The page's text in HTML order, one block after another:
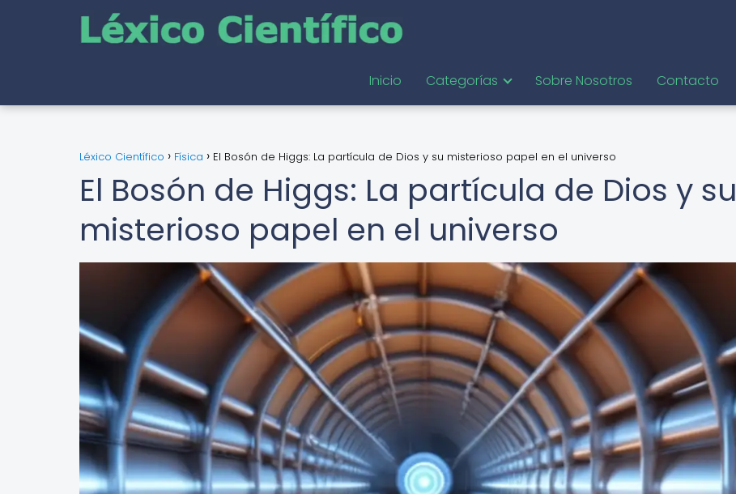
Inicio Categorías Sobre Nosotros Contacto
Léxico Científico Física El Bosón de Higgs: La partícula de Dios y su misterioso papel en el universo
El Bosón de Higgs: La partícula de Dios y su
misterioso papel en el universo